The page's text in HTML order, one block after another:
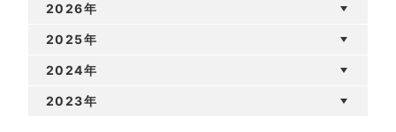
2026年
2025年
2024年
2023年